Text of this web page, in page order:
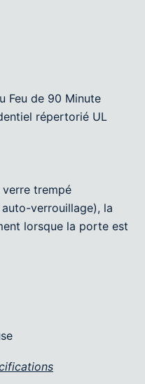
Feu de 90 Minute
répertorié UL
verre trempé
verrouillage), la
lorsque la porte est